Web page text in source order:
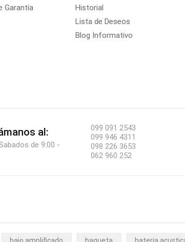
Garantía
Historial
Lista de Deseos
Blog Informativo
al:
de 9:00 -
099 091 2543
099 946 4311
098 226 3653
062 960 252